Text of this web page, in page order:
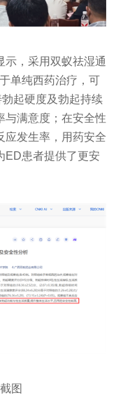
，采用双蚁祛湿通
单纯西药治疗，可
起硬度及勃起持续
与满意度；在安全性
应发生率，用药安全
ED患者提供了更安
图